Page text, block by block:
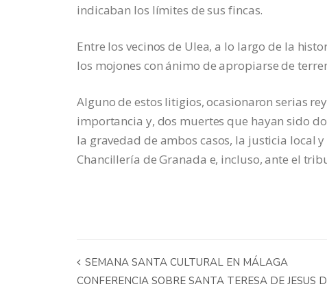
indicaban los límites de sus fincas.
Entre los vecinos de Ulea, a lo largo de la
los mojones con ánimo de apropiarse de
Alguno de estos litigios, ocasionaron serias
importancia y, dos muertes que hayan sido
la gravedad de ambos casos, la justicia local
Chancillería de Granada e, incluso, ante el
SEMANA SANTA CULTURAL EN MÁLAGA
CONFERENCIA SOBRE SANTA TERESA DE